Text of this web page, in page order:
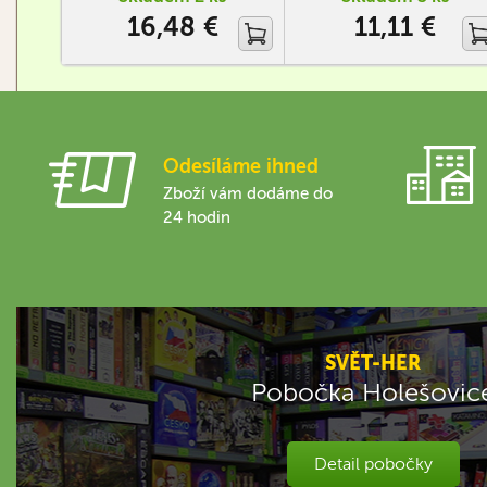
Hra je magnetická, obsahuje
40 úloh rostoucí obtížnosti,
16,48 €
praktickém kufříku, který se
hodí třeba na cesty autem.
11,11 €
Odesíláme ihned
Zboží vám dodáme do
24 hodin
SVĚT-HER
Pobočka
Detail pobočky